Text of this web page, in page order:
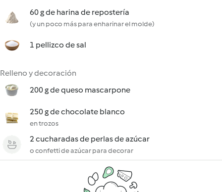
60 g de harina de repostería
(y un poco más para enharinar el molde)
1 pellizco de sal
Relleno y decoración
200 g de queso mascarpone
250 g de chocolate blanco
en trozos
2 cucharadas de perlas de azúcar
o confetti de azúcar para decorar